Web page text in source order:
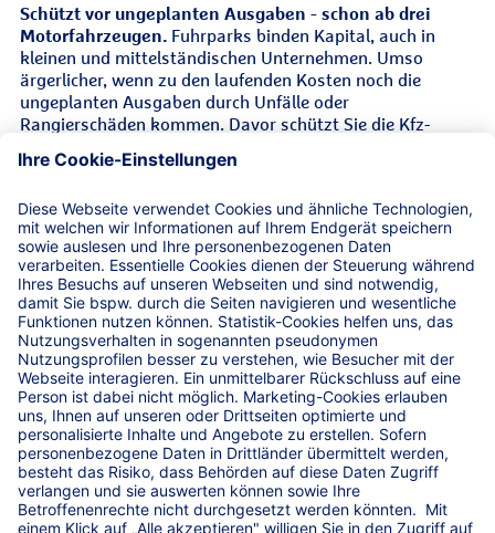
Schützt vor ungeplanten Ausgaben - schon ab drei
Motorfahrzeugen. Fuhrparks binden Kapital, auch in
kleinen und mittelständischen Unternehmen. Umso
ärgerlicher, wenn zu den laufenden Kosten noch die
ungeplanten Ausgaben durch Unfälle oder
Rangierschäden kommen. Davor schützt Sie die Kfz-
Leistungen
Unser zusätzliches Versicherungsangebot
Andere Fuhrparkgrößen
Service-Hotline
Versicherungsbedingungen für die Kfz-
BranchenPolice